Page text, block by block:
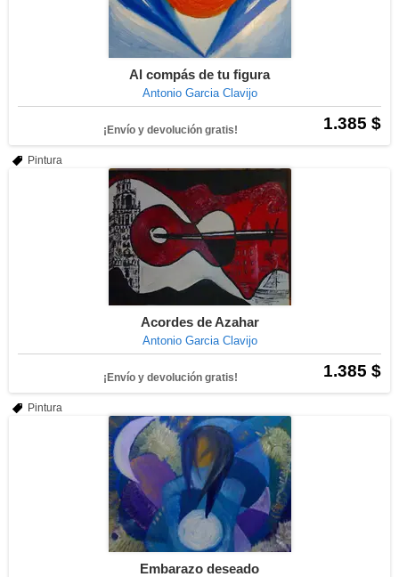
Al compás de tu figura
Antonio Garcia Clavijo
1.385 $
¡Envío y devolución gratis!
Pintura
Acordes de Azahar
Antonio Garcia Clavijo
1.385 $
¡Envío y devolución gratis!
Pintura
Embarazo deseado